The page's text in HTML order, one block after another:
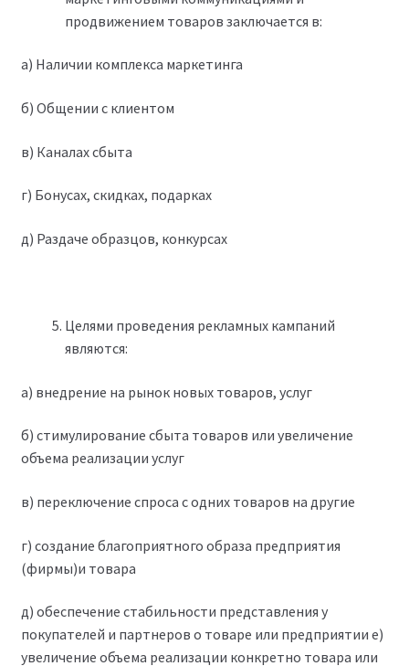
продвижением товаров заключается в:
а) Наличии комплекса маркетинга
б) Общении с клиентом
в) Каналах сбыта
г) Бонусах, скидках, подарках
д) Раздаче образцов, конкурсах
Целями проведения рекламных кампаний
являются:
а) внедрение на рынок новых товаров, услуг
б) стимулирование сбыта товаров или увеличение
объема реализации услуг
в) переключение спроса с одних товаров на другие
г) создание благоприятного образа предприятия
(фирмы)и товара
д) обеспечение стабильности представления у
покупателей и партнеров о товаре или предприятии е)
увеличение объема реализации конкретно товара или